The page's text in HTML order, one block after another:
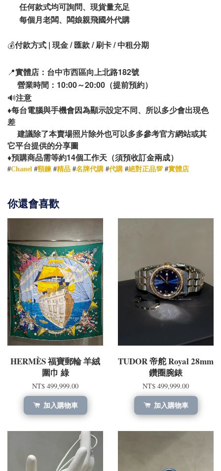
任何款式均可詢問、現貨量充足
每個月老闆、闆娘親飛國外代購
💰付款方式 | 現金 / 匯款 / 刷卡 / 中租分期
📍實體店：台中市西區向上北路182號
營業時間：10:00～20:00（提前預約）
🔊注意
♦️每台電腦與手機會因為顯示設定不同、所以多少會出現色
差
建議除了本賣場照片除外也可以多多參考官方網站或其
它平台提供的分享圖
♦️預購商品需等約14個工作天（須預收訂金兩成）
#Chanel #頸鍊 #精品 #名牌代購 #代購 #絕對正品💯 #實體店
你還會喜歡
HERMÈS 福寶郵輪 羊絨
圍巾 綠
NT$ 499,999.00
加入購物車
TUDOR 帝舵 Royal 28mm
鑽圈腕錶
NT$ 499,999.00
加入購物車